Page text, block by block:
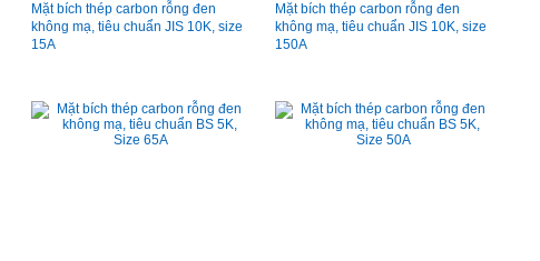
Mặt bích thép carbon rỗng đen
không mạ, tiêu chuẩn JIS 10K, size
15A
Mặt bích thép carbon rỗng đen
không mạ, tiêu chuẩn JIS 10K, size
150A